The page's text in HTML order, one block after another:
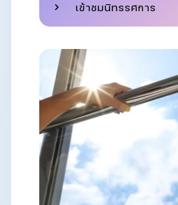
เข้าชมนิทรรศการ